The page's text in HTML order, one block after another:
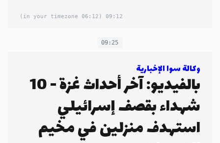
09:12
(06:12 in your timezone)
09:25
وكالة سوا الإخبارية
بالفيديو: آخر أحداث غزة - 10
شهداء بقصف إسرائيلي
استهدف منزلين في مخيم